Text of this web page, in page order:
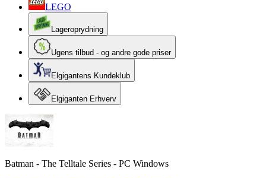
LEGO
Lageroprydning
Ugens tilbud - og andre gode priser
Elgigantens Kundeklub
Elgiganten Erhverv
Batman - The Telltale Series - PC Windows